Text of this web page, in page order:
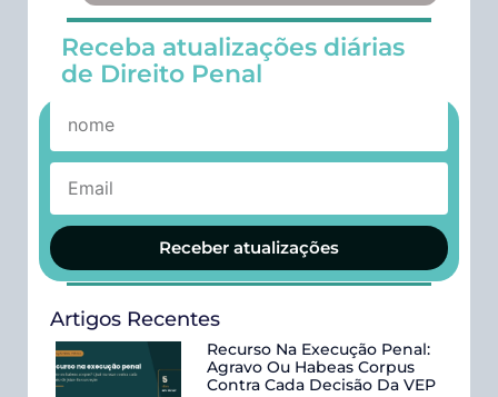
Receba atualizações diárias
de Direito Penal
Receber atualizações
Artigos Recentes
Recurso Na Execução Penal:
Agravo Ou Habeas Corpus
Contra Cada Decisão Da VEP